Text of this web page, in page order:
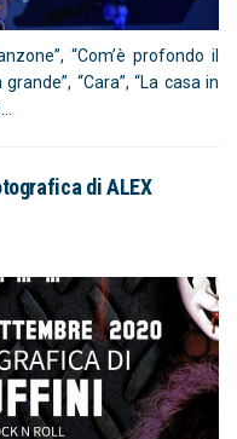
“Com’è profondo il
“Cara”, “La casa in
di ALEX